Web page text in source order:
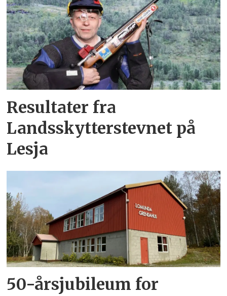
Resultater fra
Landsskytterstevnet på
Lesja
50-årsjubileum for